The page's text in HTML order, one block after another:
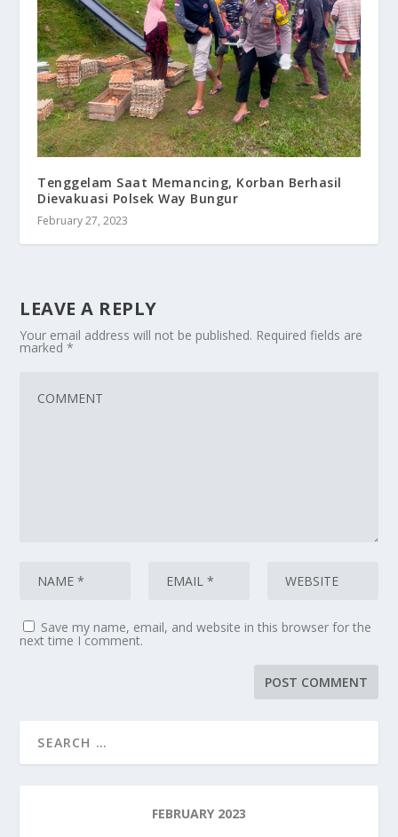
Tenggelam Saat Memancing, Korban Berhasil
Dievakuasi Polsek Way Bungur
February 27, 2023
LEAVE A REPLY
Your email address will not be published. Required fields are
marked*
Save my name, email, and website in this browser for the
next time I comment.
FEBRUARY 2023